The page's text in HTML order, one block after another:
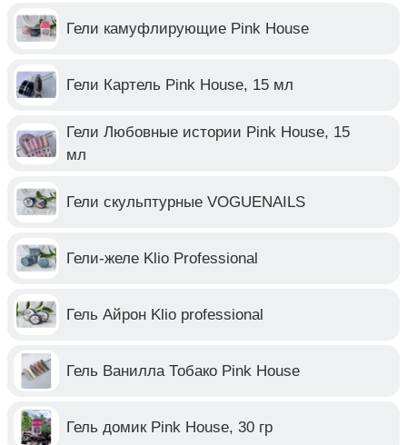
Гели камуфлирующие Pink House
Гели Картель Pink House, 15 мл
Гели Любовные истории Pink House, 15
мл
Гели скульптурные VOGUENAILS
Гели-желе Klio Professional
Гель Айрон Klio professional
Гель Ванилла Тобако Pink House
Гель домик Pink House, 30 гр